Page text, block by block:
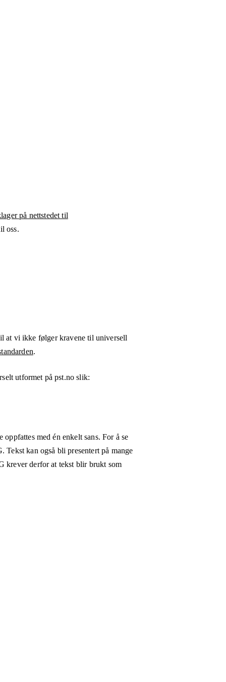
på nettstedet til
oss.
at vi ikke følger kravene til universell
.
utformet påpst.no slik:
med én enkelt sans. For å se
kan også bli presentert på mange
krever derfor at tekst blir brukt som